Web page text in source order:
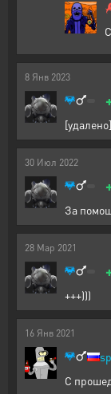
8 Янв 2023
[удалено]
30 Июл 2022
За
28 Мар 2021
+++)))
16 Янв 2021
С